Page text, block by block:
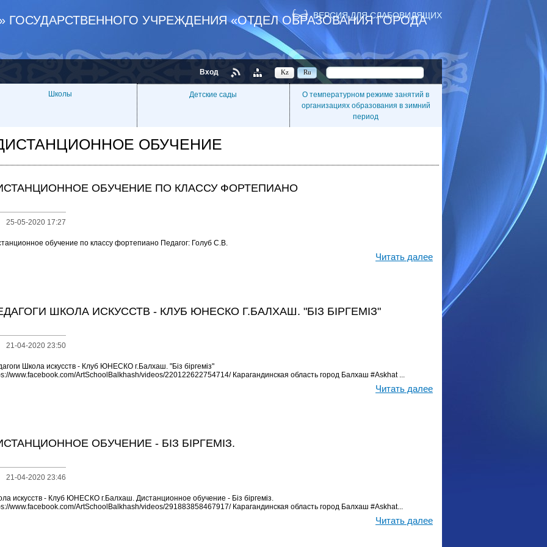
ГОСУДАРСТВЕННОГО УЧРЕЖДЕНИЯ «ОТДЕЛ ОБРАЗОВАНИЯ ГОРОДА
ВЕРСИЯ ДЛЯ СЛАБОВИДЯЩИХ
Ru
Kz
Вход
Школы Детские сады
О температурном режиме занятий в
организациях образования в зимний
период
ОБУЧЕНИЕ
ОБУЧЕНИЕ ПО КЛАССУ ФОРТЕПИАНО
25-05-2020 17:27
обучение по классу фортепиано Педагог: Голуб С.В.
Читать далее
ШКОЛА ИСКУССТВ - КЛУБ ЮНЕСКО Г.БАЛХАШ. "БІЗ БІРГЕМІЗ"
21-04-2020 23:50
Школа искусств - Клуб ЮНЕСКО г.Балхаш. "Біз біргеміз"
www.facebook.com/ArtSchoolBalkhash/videos/220122622754714/ Карагандинская область город Балхаш #Askhat ...
Читать далее
ОБУЧЕНИЕ - БІЗ БІРГЕМІЗ.
21-04-2020 23:46
искусств - Клуб ЮНЕСКО г.Балхаш. Дистанционное обучение - Біз біргеміз.
www.facebook.com/ArtSchoolBalkhash/videos/291883858467917/ Карагандинская область город Балхаш #Askhat...
Читать далее